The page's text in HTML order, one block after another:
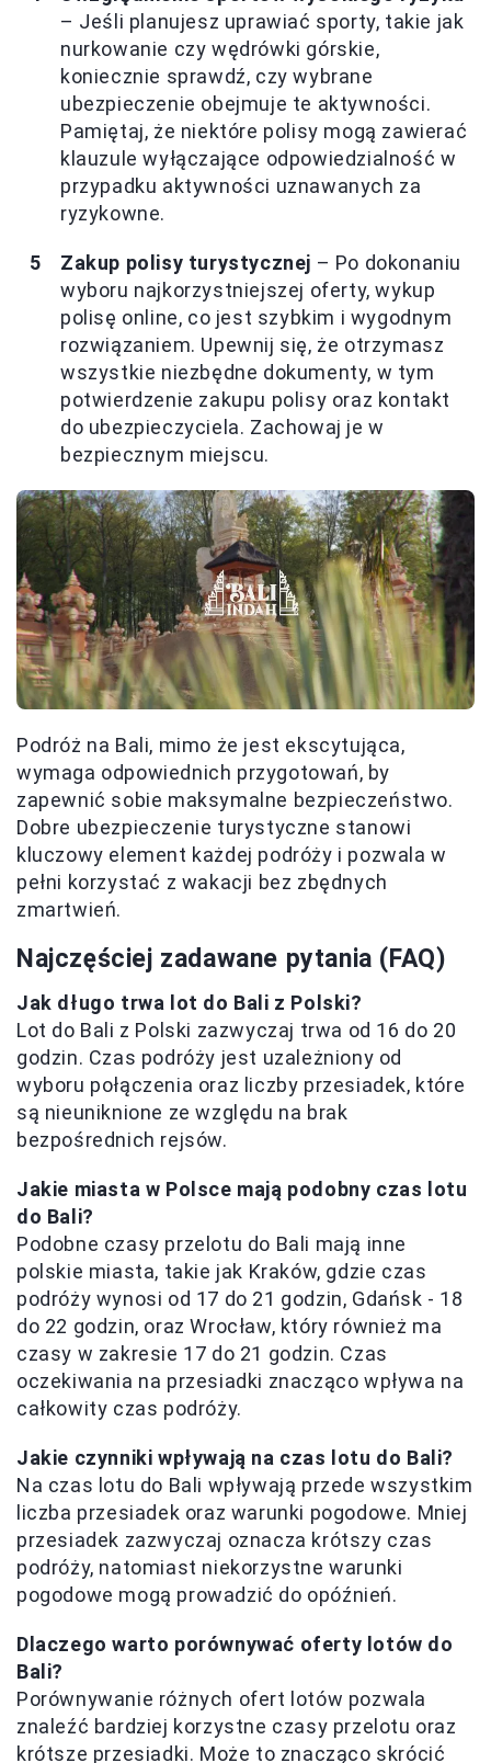
– Jeśli planujesz uprawiać sporty, takie jak
nurkowanie czy wędrówki górskie,
koniecznie sprawdź, czy wybrane
ubezpieczenie obejmuje te aktywności.
Pamiętaj, że niektóre polisy mogą zawierać
klauzule wyłączające odpowiedzialność w
przypadku aktywności uznawanych za
ryzykowne.
Zakup polisy turystycznej – Po dokonaniu
wyboru najkorzystniejszej oferty, wykup
polisę online, co jest szybkim i wygodnym
rozwiązaniem. Upewnij się, że otrzymasz
wszystkie niezbędne dokumenty, w tym
potwierdzenie zakupu polisy oraz kontakt
do ubezpieczyciela. Zachowaj je w
bezpiecznym miejscu.
Podróż na Bali, mimo że jest ekscytująca,
wymaga odpowiednich przygotowań, by
zapewnić sobie maksymalne bezpieczeństwo.
Dobre ubezpieczenie turystyczne stanowi
kluczowy element każdej podróży i pozwala w
pełni korzystać z wakacji bez zbędnych
zmartwień.
Najczęściej zadawane pytania (FAQ)
Jak długo trwa lot do Bali z Polski?
Lot do Bali z Polski zazwyczaj trwa od 16 do 20
godzin. Czas podróży jest uzależniony od
wyboru połączenia oraz liczby przesiadek, które
są nieuniknione ze względu na brak
bezpośrednich rejsów.
Jakie miasta w Polsce mają podobny czas lotu
do Bali?
Podobne czasy przelotu do Bali mają inne
polskie miasta, takie jak Kraków, gdzie czas
podróży wynosi od 17 do 21 godzin, Gdańsk - 18
do 22 godzin, oraz Wrocław, który również ma
czasy w zakresie 17 do 21 godzin. Czas
oczekiwania na przesiadki znacząco wpływa na
całkowity czas podróży.
Jakie czynniki wpływają na czas lotu do Bali?
Na czas lotu do Bali wpływają przede wszystkim
liczba przesiadek oraz warunki pogodowe. Mniej
przesiadek zazwyczaj oznacza krótszy czas
podróży, natomiast niekorzystne warunki
pogodowe mogą prowadzić do opóźnień.
Dlaczego warto porównywać oferty lotów do
Bali?
Porównywanie różnych ofert lotów pozwala
znaleźć bardziej korzystne czasy przelotu oraz
krótsze przesiadki. Może to znacząco skrócić